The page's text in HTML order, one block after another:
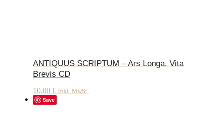
ANTIQUUS SCRIPTUM – Ars Longa, Vita
Brevis CD
10,00 € inkl. MwSt.
Save